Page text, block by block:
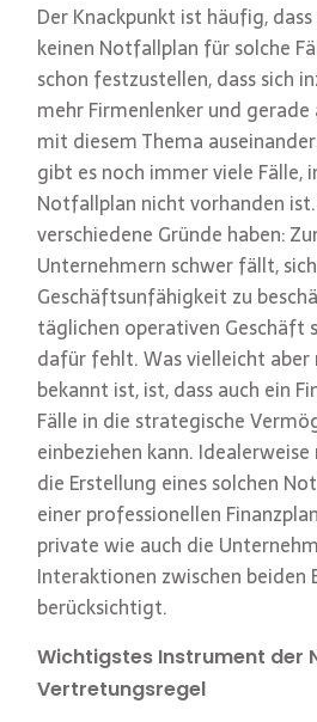
Der Knackpunkt ist häufig,
keinen Notfallplan für solche
schon festzustellen, dass sich
mehr Firmenlenker und
mit diesem Thema
gibt es noch immer viele Fälle,
Notfallplan nicht vorhanden ist.
verschiedene Gründe haben:
Unternehmern schwer fällt,
Geschäftsunfähigkeit zu
täglichen operativen Geschäft
dafür fehlt. Was vielleicht
bekannt ist, ist, dass auch ein
Fälle in die strategische
einbeziehen kann.
die Erstellung eines solchen
einer professionellen
private wie auch die
Interaktionen zwischen beiden
berücksichtigt.
Wichtigstes Instrument der
Vertretungsregel